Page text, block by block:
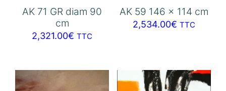
AK 71 GR diam 90
cm
2,321.00€ TTC
AK 59 146 x 114 cm
2,534.00€ TTC